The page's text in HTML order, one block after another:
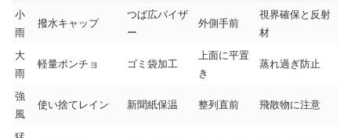
小
雨
撥水キャップ
つば広バイザ
ー
外側手前
視界確保と反射
材
大
雨
軽量ポンチョ ゴミ袋加工
上面に平置
き
蒸れ過ぎ防止
強
風
使い捨てレイン 新聞紙保温 整列直前 飛散物に注意